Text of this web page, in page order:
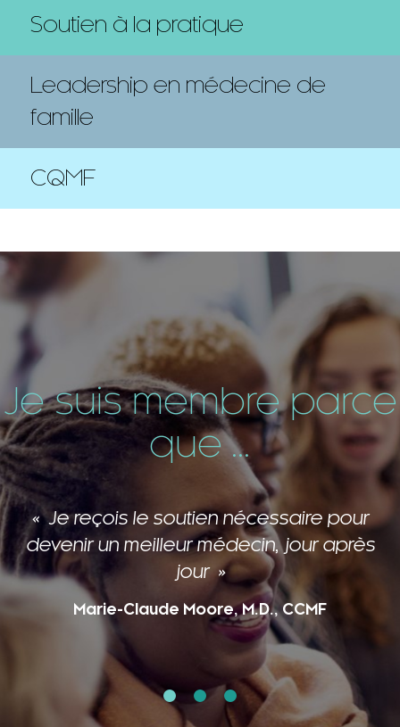
Soutien à la pratique
Leadership en médecine de
famille
CQMF
Je suis membre parce
que ...
Je reçois le soutien nécessaire pour
devenir un meilleur médecin, jour après
jour
Marie-Claude Moore, M.D., CCMF